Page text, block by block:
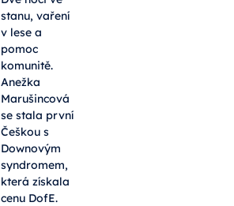
stanu, vaření
v lese a
pomoc
komunitě.
Anežka
Marušincová
se stala první
Češkou s
Downovým
syndromem,
která získala
cenu DofE.